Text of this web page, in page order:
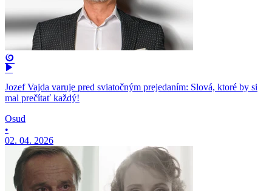
Jozef Vajda varuje pred sviatočným prejedaním: Slová, ktoré by si
mal prečítať každý!
Osud
•
02. 04. 2026